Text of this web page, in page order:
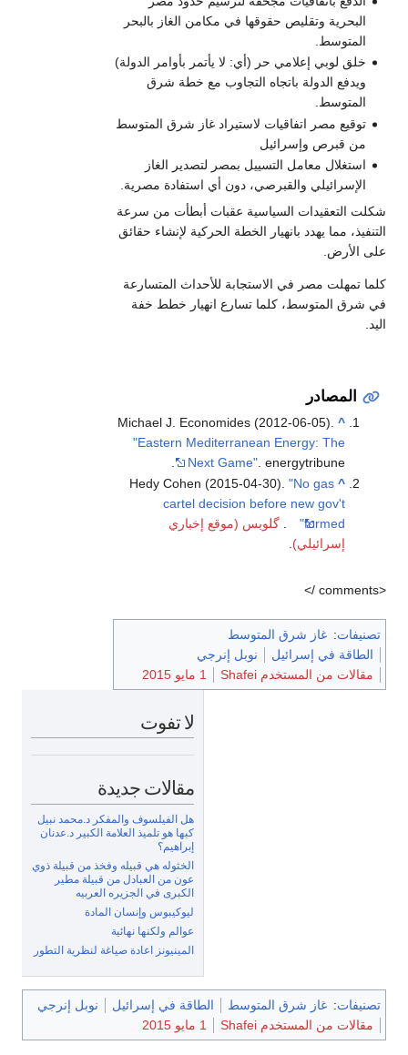
البحرية وتقليص حقوقها في مكامن الغاز بالبحر
المتوسط.
خلق لوبي إعلامي حر (أي: لا يأتمر بأوامر الدولة)
ويدفع الدولة باتجاه التجاوب مع خطة شرق
المتوسط.
توقيع مصر اتفاقيات لاستيراد غاز شرق المتوسط
من قبرص وإسرائيل
استغلال معامل التسييل بمصر لتصدير الغاز
الإسرائيلي والقبرصي، دون أي استفادة مصرية.
التعقيدات السياسية عقبات أبطأت من سرعة
مما يهدد بانهيار الخطة الحركية لإنشاء حقائق
الأرض.
تمهلت مصر في الاستجابة للأحداث المتسارعة
شرق المتوسط، كلما تسارع انهيار خطط خفة
المصادر
Michael J. Economides (2012-06-05).
"Eastern Mediterranean Energy: The
Next Game". energytribune.
Hedy Cohen (2015-04-30)."No gas
cartel decision before new gov't
formed"
.گلوبس (موقع إخباري
إسرائيلي) .
: غاز شرق المتوسط
الطاقة في إسرائيل
نوبل إنرجي
مقالات من المستخدم Shafei
1 مايو 2015
لا تفوت
مقالات جديدة
هل الفيلسوف والمفكر د.محمد نبيل
كبها هو تلميذ العلامة الكبير د.عدنان
إبراهيم؟
الخثوله هي قبيله وفخذ من قبيلة ذوي
عون من العبادل من قبيلة مطير
الكبرى في الجزيره العربيه
ليوكيبوس وإنسان المادة
عوالم ولكنها نهائية
المينيونز اعادة صياغة لنظرية التطور
: غاز شرق المتوسط الطاقة في إسرائيل
نوبل إنرجي
مقالات من المستخدم Shafei
1 مايو 2015